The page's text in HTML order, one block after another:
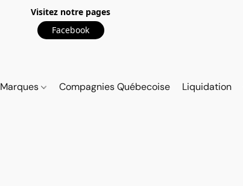
Visitez notre pages
Facebook
Marques Compagnies Québecoise Liquidation